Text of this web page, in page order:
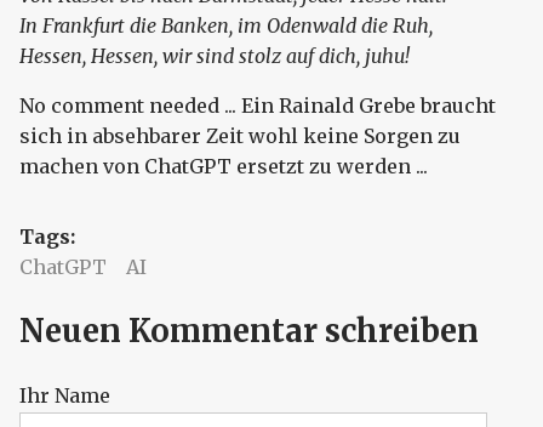
In Frankfurt die Banken, im Odenwald die Ruh,
Hessen, Hessen, wir sind stolz auf dich, juhu!
No comment needed ... Ein Rainald Grebe braucht
sich in absehbarer Zeit wohl keine Sorgen zu
machen von ChatGPT ersetzt zu werden ...
Tags:
ChatGPT
AI
Neuen Kommentar schreiben
Ihr Name